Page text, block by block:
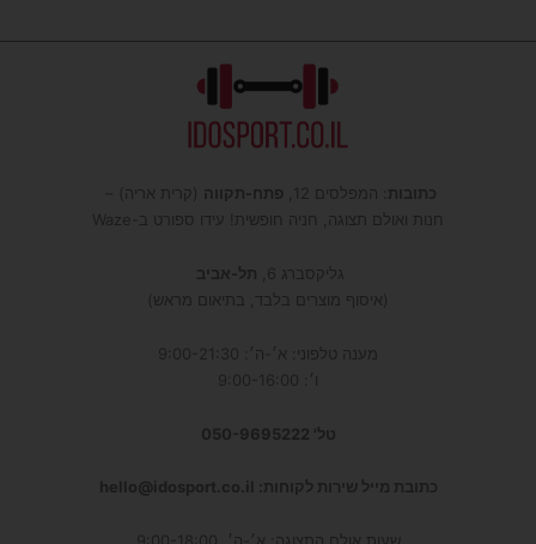
כתובות : המפלסים 12, פתח-תקווה (קרית אריה) –
חנות ואולם תצוגה, חניה חופשית! עידו ספורט ב-Waze
גליקסברג 6,
תל-אביב
(איסוף מוצרים בלבד, בתיאום מראש)
מענה טלפוני: א׳-ה׳: 9:00-21:30
ו׳: 9:00-16:00
טל' 050-9695222
כתובת מייל שירות לקוחות: hello@idosport.co.il